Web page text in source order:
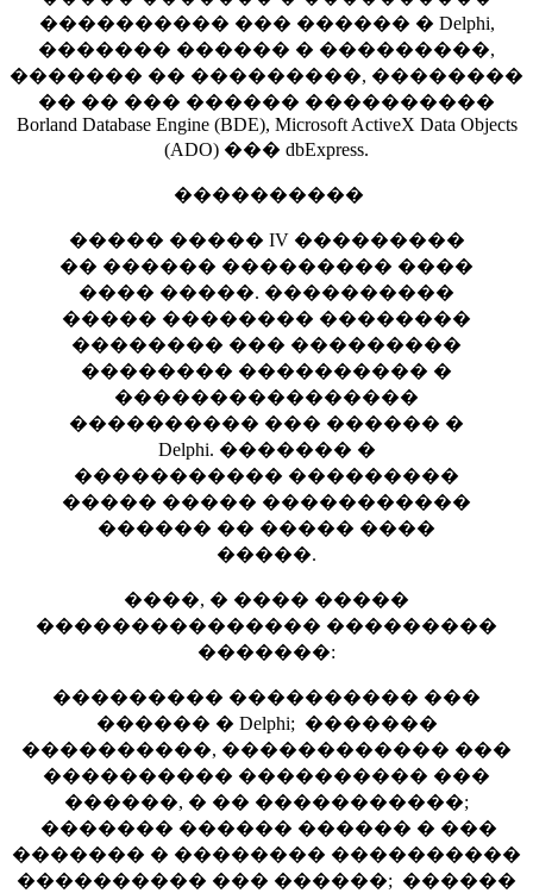
���������� ��� ������ � Delphi,
������� ������ � ���������,
������� �� ���������, ��������
�� �� ��� ������ ����������
Borland Database Engine (BDE), Microsoft ActiveX Data Objects
(ADO) ��� dbExpress.
����������
����� ����� IV ���������
�� ������ ��������� ����
���� �����. ����������
����� �������� ��������
�������� ��� ���������
�������� ���������� �
����������������
���������� ��� ������ �
Delphi. ������� �
����������� ���������
����� ����� �����������
������ �� ����� ����
�����.
����, � ���� �����
��������������� ���������
�������:
��������� ���������� ���
������ � Delphi; �������
����������, ������������ ���
���������� ���������� ���
������, � �� �����������;
������� ������ ������ � ���
������� � �������� ����������
���������� ��� ������; ������